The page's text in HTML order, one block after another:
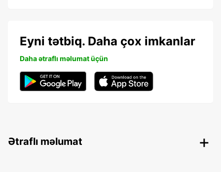
Eyni tətbiq. Daha çox imkanlar
Daha ətraflı məlumat üçün
Ətraflı məlumat